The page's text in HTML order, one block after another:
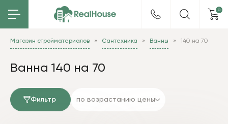
0
Магазин стройматериалов Сантехника Ванны 140 на 70
Ванна 140 на 70
Фильтр по возрастанию цены